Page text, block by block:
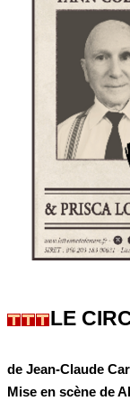
LE
de Jean-Claude
Mise en scène de